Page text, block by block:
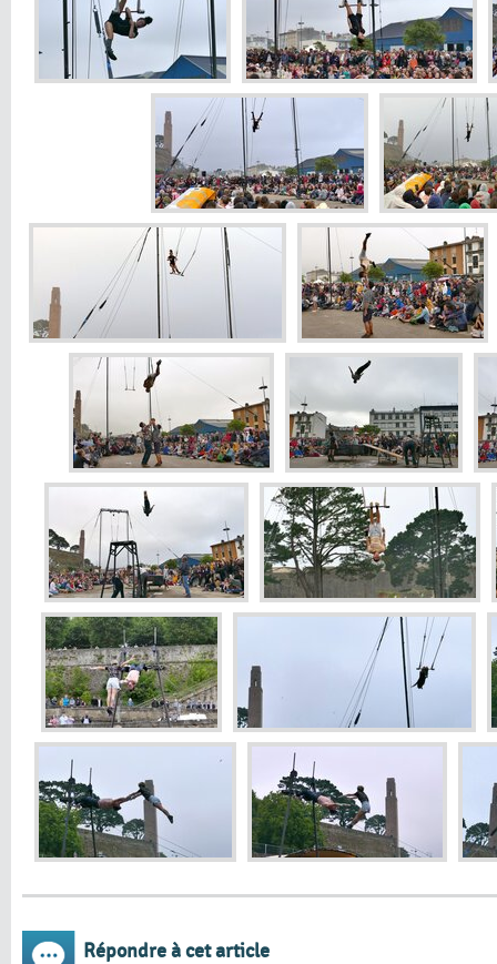
Répondre à cet article